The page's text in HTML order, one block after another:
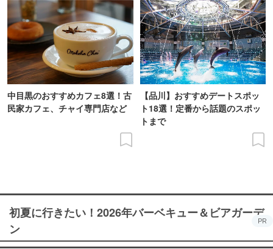
中目黒のおすすめカフェ8選！古
民家カフェ、チャイ専門店など
【品川】おすすめデートスポッ
ト18選！定番から話題のスポッ
トまで
初夏に行きたい！2026年バーベキュー＆ビアガーデ
ン
PR